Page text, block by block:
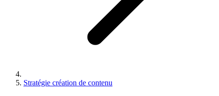
Stratégie création de contenu